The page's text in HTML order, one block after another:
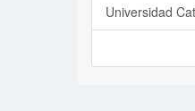
Universidad